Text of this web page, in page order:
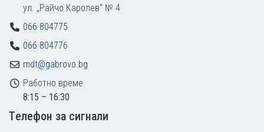
ул. „Райчо Каролев“ № 4
066 804775
066 804776
mdt@gabrovo.bg
Работно време
8:15 – 16:30
Tелефон за сигнали